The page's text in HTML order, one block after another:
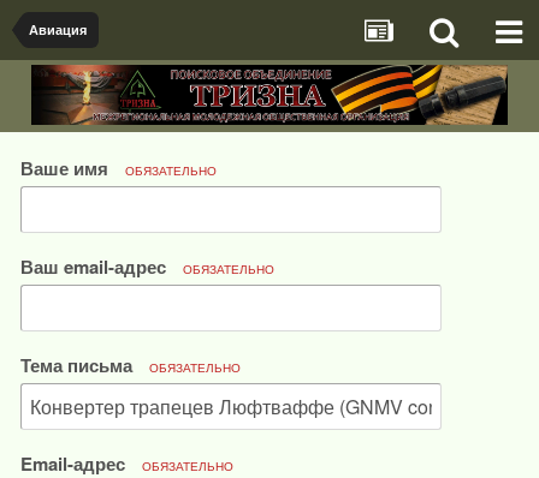
Авиация
Ваше имя ОБЯЗАТЕЛЬНО
Ваш email-адрес ОБЯЗАТЕЛЬНО
Тема письма ОБЯЗАТЕЛЬНО
Email-адрес ОБЯЗАТЕЛЬНО